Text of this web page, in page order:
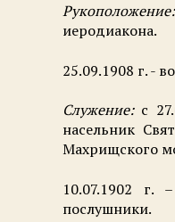
Рукоположение:
иеродиакона.
25.09.1908 г. -
Служение:с
насельник
Махрищского
10.07.1902 г.
послушники.